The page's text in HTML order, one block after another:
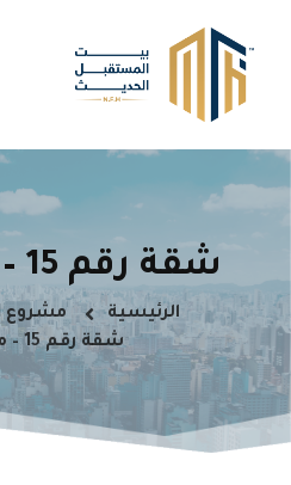
شقة رقم 15 – مشروع 51
الرئيسية مشروع 51
شقة رقم 15 – مشروع 51